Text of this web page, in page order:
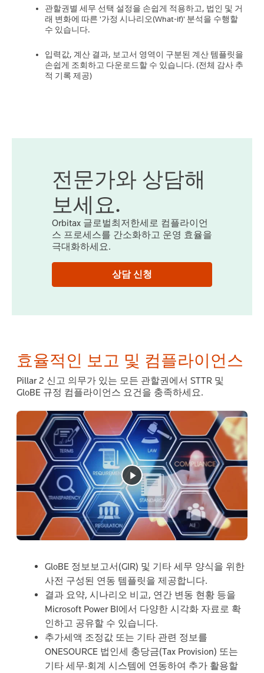
관할권별 세무 선택 설정을 손쉽게 적용하고, 법인 및 거
래 변화에 따른 '가정 시나리오(What-if)' 분석을 수행할
수 있습니다.
입력값, 계산 결과, 보고서 영역이 구분된 계산 템플릿을
손쉽게 조회하고 다운로드할 수 있습니다. (전체 감사 추
적 기록 제공)
전문가와 상담해
보세요.
Orbitax 글로벌최저한세로 컴플라이언
스 프로세스를 간소화하고 운영 효율을
극대화하세요.
상담 신청
효율적인 보고 및 컴플라이언스
Pillar 2 신고 의무가 있는 모든 관할권에서 STTR 및
GloBE 규정 컴플라이언스 요건을 충족하세요.
GloBE 정보보고서(GIR) 및 기타 세무 양식을 위한
사전 구성된 연동 템플릿을 제공합니다.
결과 요약, 시나리오 비교, 연간 변동 현황 등을
Microsoft Power BI에서 다양한 시각화 자료로 확
인하고 공유할 수 있습니다.
추가세액 조정값 또는 기타 관련 정보를
ONESOURCE 법인세 충당금(Tax Provision) 또는
기타 세무·회계 시스템에 연동하여 추가 활용할